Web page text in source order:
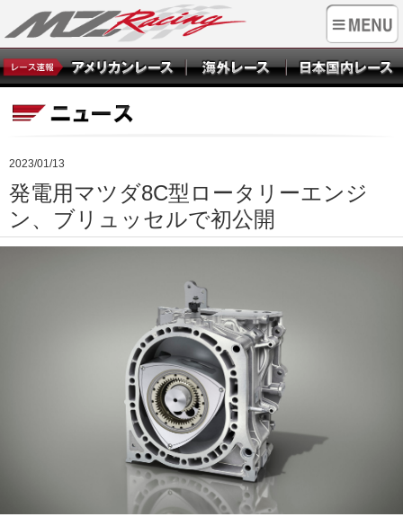
2023/01/13
発電用マツダ8C型ロータリーエンジ
ン、ブリュッセルで初公開